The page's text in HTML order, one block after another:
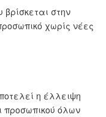
στην
χωρίς νέες
η έλλειψη
προσωπικού όλων